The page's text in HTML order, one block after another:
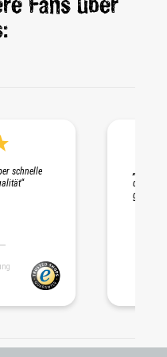
Fans über
schnelle
die
gepackt.